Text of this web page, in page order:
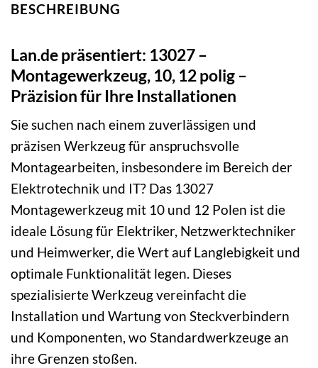
BESCHREIBUNG
Lan.de präsentiert: 13027 –
Montagewerkzeug, 10, 12 polig –
Präzision für Ihre Installationen
Sie suchen nach einem zuverlässigen und
präzisen Werkzeug für anspruchsvolle
Montagearbeiten, insbesondere im Bereich der
Elektrotechnik und IT? Das 13027
Montagewerkzeug mit 10 und 12 Polen ist die
ideale Lösung für Elektriker, Netzwerktechniker
und Heimwerker, die Wert auf Langlebigkeit und
optimale Funktionalität legen. Dieses
spezialisierte Werkzeug vereinfacht die
Installation und Wartung von Steckverbindern
und Komponenten, wo Standardwerkzeuge an
ihre Grenzen stoßen.